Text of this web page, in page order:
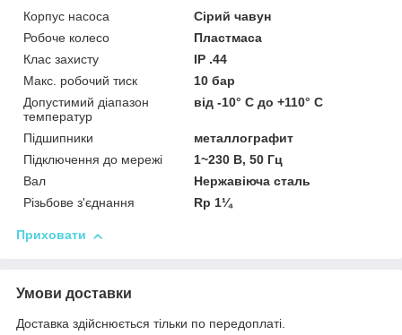
Корпус насоса
Сірий чавун
Робоче колесо
Пластмаса
Клас захисту
IP .44
Макс. робочий тиск
10 бар
Допустимий діапазон
температур
від -10° C до +110° C
Підшипники
металлографит
Підключення до мережі
1~230 В, 50 Гц
Вал
Нержавіюча сталь
Різьбове з'єднання
Rp 1¼
Приховати
Умови доставки
Доставка здійснюється тільки по передоплаті.